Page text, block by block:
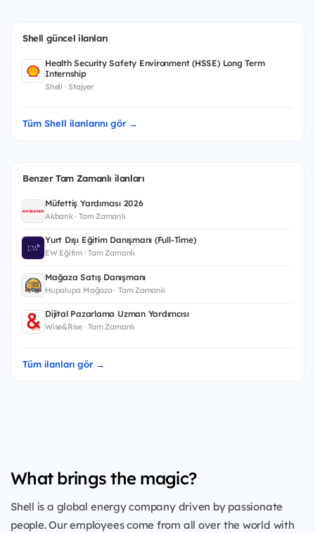
Shell güncel ilanları
Health Security Safety Environment (HSSE) Long Term
Internship
Shell · Stajyer
Tüm Shell ilanlarını gör →
Benzer Tam Zamanlı ilanları
Müfettiş Yardımcısı 2026
Akbank · Tam Zamanlı
Yurt Dışı Eğitim Danışmanı (Full-Time)
EW Eğitim · Tam Zamanlı
Mağaza Satış Danışmanı
Hupalupa Mağaza · Tam Zamanlı
Dijital Pazarlama Uzman Yardımcısı
Wise&Rise · Tam Zamanlı
Tüm ilanları gör →
What brings the magic?
Shell is a global energy company driven by passionate
people. Our employees come from all over the world with